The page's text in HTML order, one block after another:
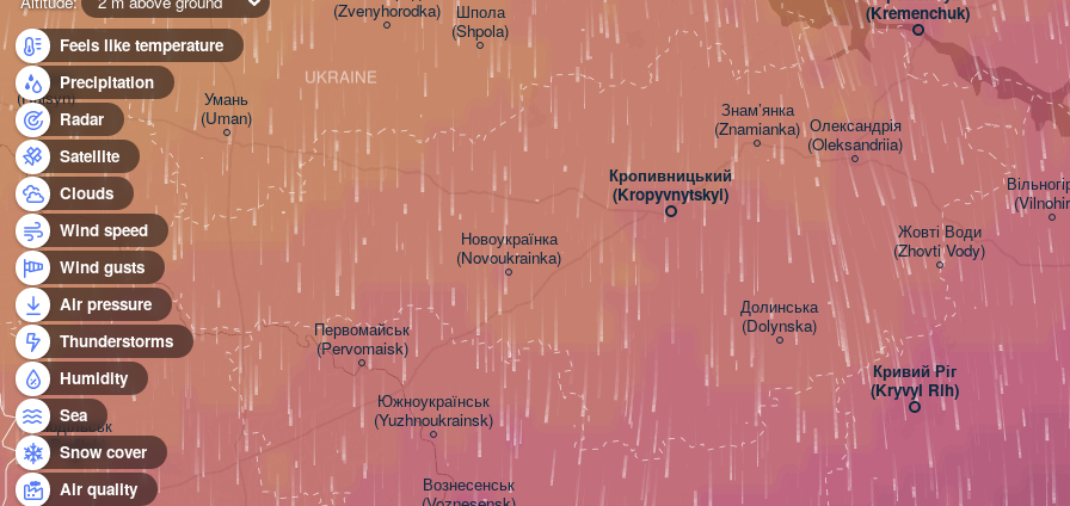
Feels like temperature
Precipitation
Radar
Satellite
Clouds
Wind speed
Wind gusts
Air pressure
Thunderstorms
Humidity
Sea
Snow cover
Air quality
Первомайськ
(Pervomaisk)
Умань
(Uman)
Гайсин
(Haisyn)
Подільськ
(Podilsk)
UKRAINE
(Kremenchuk)
(Zvenyhorodka)
Шпола
(Shpola)
Кривий Ріг
(Kryvyi Rih)
Кропивницький
(Kropyvnytskyi)
Олександрія
(Oleksandriia)
Вознесенськ
Новоукраїнка
(Novoukrainka)
Долинська
(Dolynska)
Знам’янка
(Znamianka)
Южноукраїнськ
(Yuzhnoukrainsk)
Жовті Води
(Zhovti Vody)